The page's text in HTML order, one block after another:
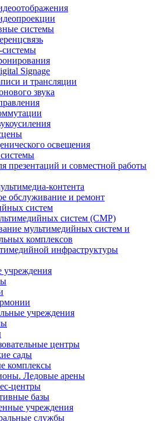
системы
Signage
и трансляции
звука
освещения
презентаций и совместной работы
контента
обслуживание и ремонт
систем
систем (СМР)
мультимедийных систем и
комплексов
инфраструктуры
учреждения
учреждения
центры
сады
комплексы
Ледовые арены
центры
базы
учреждения
службы